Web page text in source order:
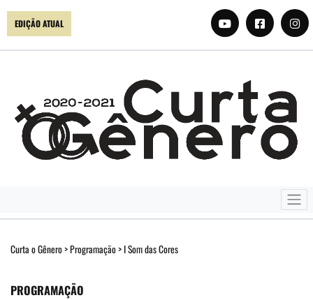
EDIÇÃO ATUAL
Curta o Gênero>Programação> I Som das Cores
PROGRAMAÇÃO